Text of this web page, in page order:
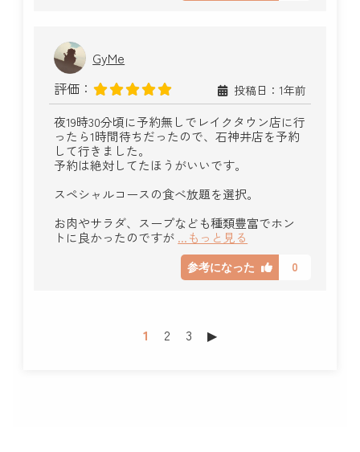
GyMe
評価：
投稿日：1年前
夜19時30分頃に予約無しでレイクタウン店に行
ったら1時間待ちだったので、石神井店を予約
して行きました。
予約は絶対してたほうがいいです。
スペシャルコースの食べ放題を選択。
お肉やサラダ、スープなども種類豊富でホン
トに良かったのですが ...もっと見る
参考になった 0
1 2 3 ▶︎